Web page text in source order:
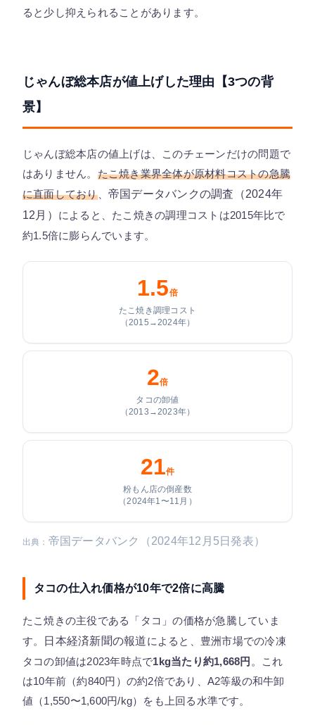
ると少し抑えられることがあります。
じゃんぼ総本店が値上げした理由【3つの背
景】
じゃんぼ総本店の値上げは、このチェーンだけの問題で
はありません。 たこ焼き業界全体が原材料コストの急騰
に直面しており、 帝国データバンクの調査（2024年
12月） によると、たこ焼きの調理コストは2015年比で
約1.5倍に膨らんでいます。
1.5倍
たこ焼き調理コスト
（2015→2024年）
2倍
タコの卸値
（2013→2023年）
21件
粉もん店の倒産数
（2024年1〜11月）
出典： 帝国データバンク（2024年12月5日発表）
タコの仕入れ価格が10年で2倍に高騰
たこ焼きの主役である「タコ」の価格が急騰していま
す。
日本経済新聞の報道によると、豊洲市場での冷凍
タコの卸値は2023年時点で1kg当たり約1,668円 。これ
は10年前（約840円）の約2倍であり、A2等級の和牛卸
値（1,550〜1,600円/kg）をも上回る水準です。